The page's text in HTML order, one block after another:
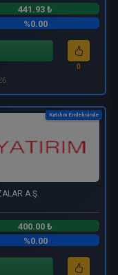
441.93 ₺
%0.00
0
Katılım Endeksinde
A.Ş.
400.00 ₺
%0.00